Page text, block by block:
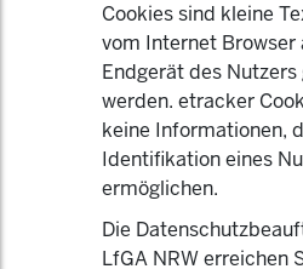
Cookies sind kleine
vom Internet Browser
Endgerät des
werden. etracker
keine Informationen,
Identifikation eines
ermöglichen.
Die
LfGA NRW erreichen